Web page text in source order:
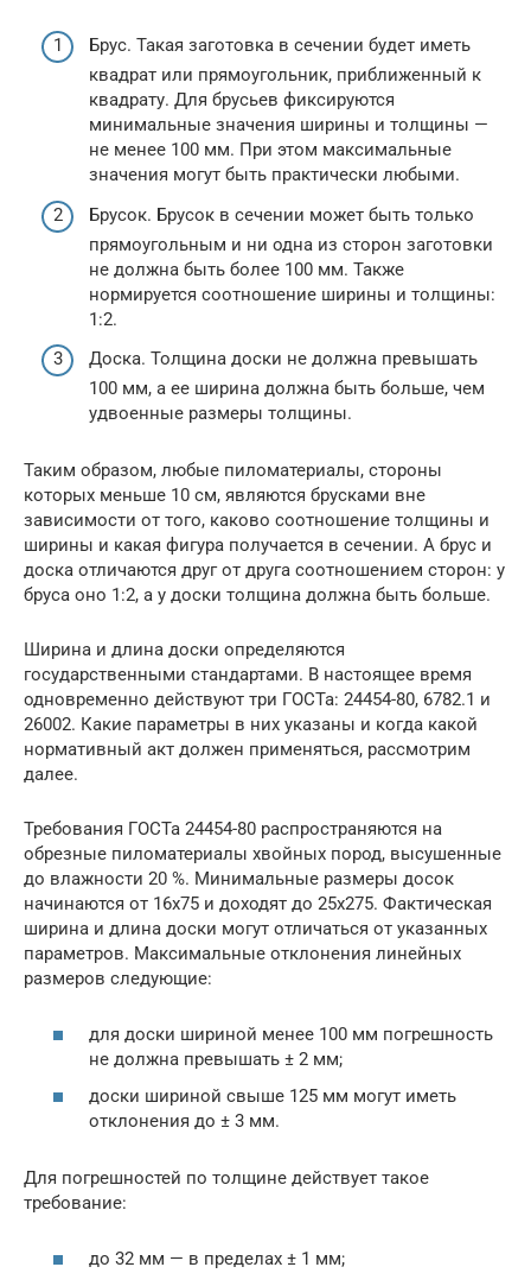
Брус. Такая заготовка в сечении будет иметь
квадрат или прямоугольник, приближенный к
квадрату. Для брусьев фиксируются
минимальные значения ширины и толщины —
не менее 100 мм. При этом максимальные
значения могут быть практически любыми.
Брусок. Брусок в сечении может быть только
прямоугольным и ни одна из сторон заготовки
не должна быть более 100 мм. Также
нормируется соотношение ширины и толщины:
1:2.
Доска. Толщина доски не должна превышать
100 мм, а ее ширина должна быть больше, чем
удвоенные размеры толщины.
Таким образом, любые пиломатериалы, стороны
которых меньше 10 см, являются брусками вне
зависимости от того, каково соотношение толщины и
ширины и какая фигура получается в сечении. А брус и
доска отличаются друг от друга соотношением сторон: у
бруса оно 1:2, а у доски толщина должна быть больше.
Ширина и длина доски определяются
государственными стандартами. В настоящее время
одновременно действуют три ГОСТа: 24454-80, 6782.1 и
26002. Какие параметры в них указаны и когда какой
нормативный акт должен применяться, рассмотрим
далее.
Требования ГОСТа 24454-80 распространяются на
обрезные пиломатериалы хвойных пород, высушенные
до влажности 20 %. Минимальные размеры досок
начинаются от 16х75 и доходят до 25х275. Фактическая
ширина и длина доски могут отличаться от указанных
параметров. Максимальные отклонения линейных
размеров следующие:
для доски шириной менее 100 мм погрешность
не должна превышать ± 2 мм;
доски шириной свыше 125 мм могут иметь
отклонения до ± 3 мм.
Для погрешностей по толщине действует такое
требование:
до 32 мм — в пределах ± 1 мм;